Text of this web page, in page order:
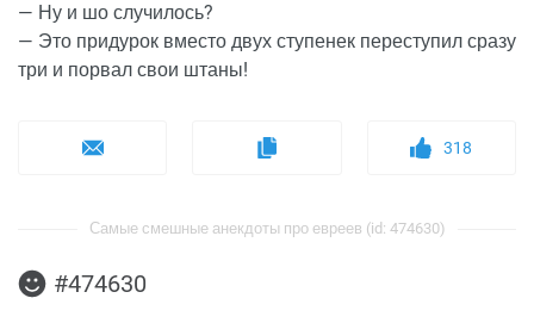
— Ну и шо случилось?
— Это придурок вместо двух ступенек переступил сразу
три и порвал свои штаны!
318
Самые смешные анекдоты про евреев (id: 474630)
#474630